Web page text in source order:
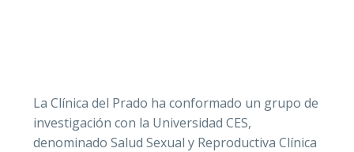
Registro
La Clínica del Prado ha conformado un grupo de
investigación con la Universidad CES,
denominado Salud Sexual y Reproductiva Clínica